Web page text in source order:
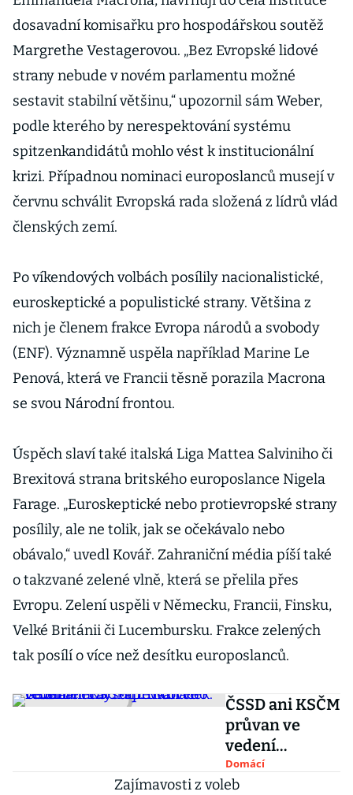
dosavadní komisařku pro hospodářskou soutěž
Margrethe Vestagerovou. „Bez Evropské lidové
strany nebude v novém parlamentu možné
sestavit stabilní většinu,“ upozornil sám Weber,
podle kterého by nerespektování systému
spitzenkandidátů mohlo vést k institucionální
krizi. Případnou nominaci europoslanců musejí v
červnu schválit Evropská rada složená z lídrů vlád
členských zemí.
Po víkendových volbách posílily nacionalistické,
euroskeptické a populistické strany. Většina z
nich je členem frakce Evropa národů a svobody
(ENF). Významně uspěla například Marine Le
Penová, která ve Francii těsně porazila Macrona
se svou Národní frontou.
Úspěch slaví také italská Liga Mattea Salviniho či
Brexitová strana britského europoslance Nigela
Farage. „Euroskeptické nebo protievropské strany
posílily, ale ne tolik, jak se očekávalo nebo
obávalo,“ uvedl Kovář. Zahraniční média píší také
o takzvané zelené vlně, která se přelila přes
Evropu. Zelení uspěli v Německu, Francii, Finsku,
Velké Británii či Lucembursku. Frakce zelených
tak posílí o více než desítku europoslanců.
ČSSD ani KSČM
průvan ve
vedení
nechystají.
Hamáček:
Domácí
Zajímavosti z voleb